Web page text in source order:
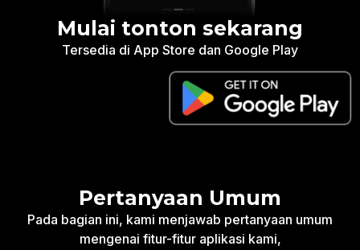
Mulai tonton sekarang
Tersedia di App Store dan Google Play
Pertanyaan Umum
Pada bagian ini, kami menjawab pertanyaan umum
mengenai fitur-fitur aplikasi kami,